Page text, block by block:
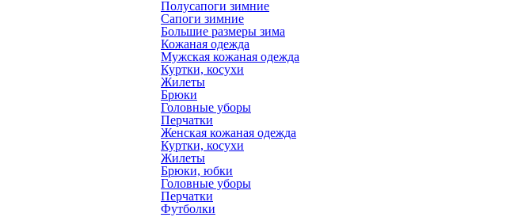
Полусапоги зимние
Сапоги зимние
Большие размеры зима
Кожаная одежда
Мужская кожаная одежда
Куртки, косухи
Жилеты
Брюки
Головные уборы
Перчатки
Женская кожаная одежда
Куртки, косухи
Жилеты
Брюки, юбки
Головные уборы
Перчатки
Футболки